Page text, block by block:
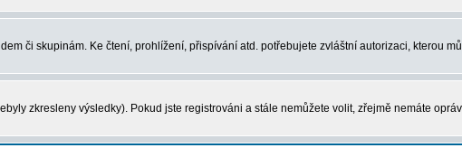
či skupinám. Ke čtení, prohlížení, přispívání atd. potřebujete zvláštní autorizaci, kterou
zkresleny výsledky). Pokud jste registrováni a stále nemůžete volit, zřejmě nemáte